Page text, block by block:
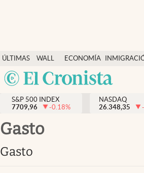
ÚLTIMAS
NOTICIAS
WALL
STREET
Y
DÓLAR
ECONOMÍA
Finanzas y economía
Wall Street y dólar
Inmigración
Tiempo
Ciencia y salud
S&P 500 INDEX
7709,96
-0.18%
NASDAQ
26.348,35
gasto
gasto